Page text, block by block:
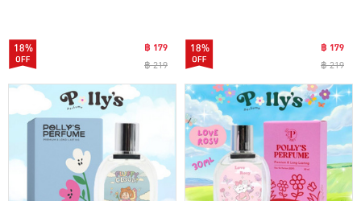
18%
฿ 179
฿ 219
18%
฿ 179
฿ 219